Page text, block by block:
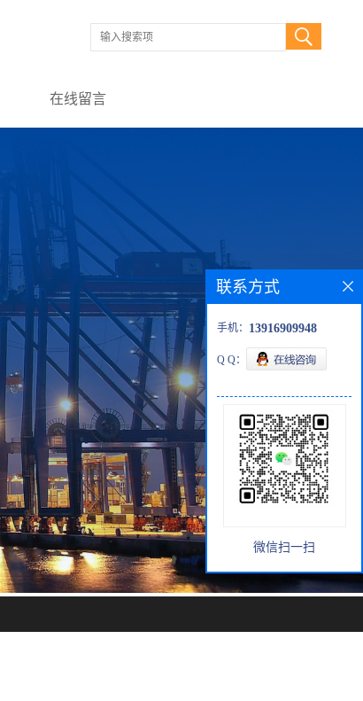
在线留言
联系方式
手机： 13916909948
Q Q：
微信扫一扫